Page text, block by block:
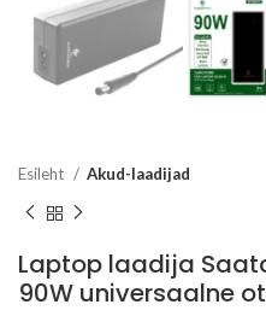
Esileht Akud-laadijad
Laptop laadija
90W universaalne